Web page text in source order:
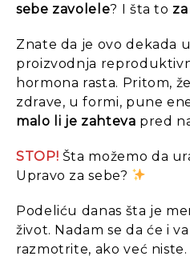
sebe zavolele? I šta to
Znate da je ovo dekada
proizvodnja
hormona rasta. Pritom,
zdrave, u formi, pune
malo li je zahteva pred
STOP! Šta možemo da
Upravo za sebe?
Podeliću danas šta je
život. Nadam se da će i
razmotrite, ako već niste.